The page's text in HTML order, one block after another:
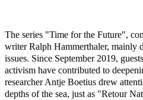
The series "Time for the Future",
writer Ralph Hammerthaler, mainly
issues. Since September 2019,
activism have contributed to
researcher Antje Boetius drew
depths of the sea, just as "Retour